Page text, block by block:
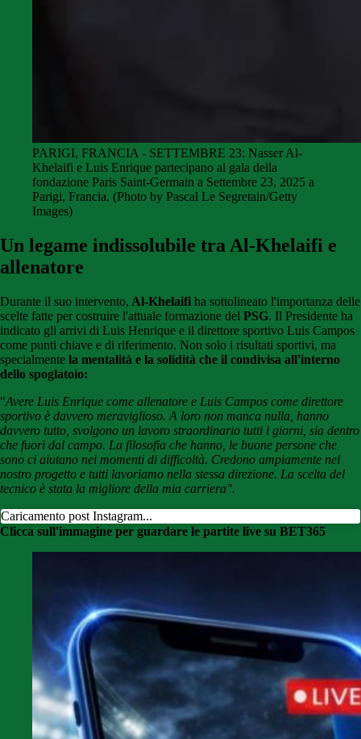
PARIGI, FRANCIA - SETTEMBRE 23: Nasser Al-
Khelaifi e Luis Enrique partecipano al gala della
fondazione Paris Saint-Germain a Settembre 23, 2025 a
Parigi, Francia. (Photo by Pascal Le Segretain/Getty
Images)
Un legame indissolubile traAl-Khelaifi e
allenatore
Durante il suo intervento, Al-Khelaifi ha sottolineato l'importanza delle
scelte fatte per costruire l'attuale formazione del PSG. Il Presidente ha
indicato gli arrivi di Luis Henrique e il direttore sportivo Luis Campos
come punti chiave e di riferimento. Non solo i risultati sportivi, ma
specialmente la mentalità e la solidità che il condivisa all'interno
dello spoglatoio:
"Avere Luis Enrique come allenatore e Luis Campos come direttore
sportivo è davvero meraviglioso. A loro non manca nulla, hanno
davvero tutto, svolgono un lavoro straordinario tutti i giorni, sia dentro
che fuori dal campo. La filosofia che hanno, le buone persone che
sono ci aiutano nei momenti di difficoltà. Credono ampiamente nel
nostro progetto e tutti lavoriamo nella stessa direzione. La scelta del
tecnico è stata la migliore della mia carriera".
Caricamento post Instagram...
Clicca sull'immagine per guardare le partite live su BET365